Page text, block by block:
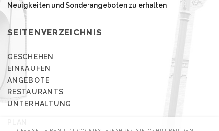
Neuigkeiten und Sonderangeboten zu erhalten
SEITENVERZEICHNIS
GESCHEHEN
EINKAUFEN
ANGEBOTE
RESTAURANTS
UNTERHALTUNG